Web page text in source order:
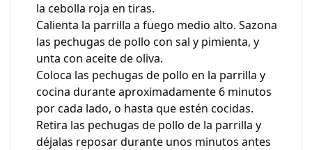
la cebolla roja en tiras.
Calienta la parrilla a fuego medio alto. Sazona
las pechugas de pollo con sal y pimienta, y
unta con aceite de oliva.
Coloca las pechugas de pollo en la parrilla y
cocina durante aproximadamente 6 minutos
por cada lado, o hasta que estén cocidas.
Retira las pechugas de pollo de la parrilla y
déjalas reposar durante unos minutos antes